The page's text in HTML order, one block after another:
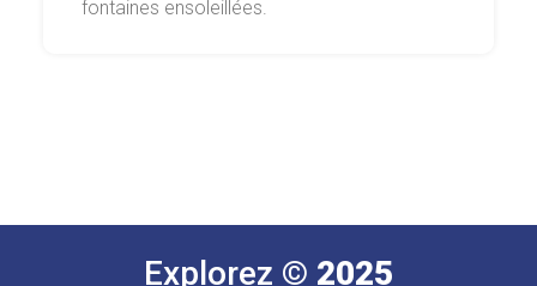
fontaines ensoleillées.
Explorez © 2025